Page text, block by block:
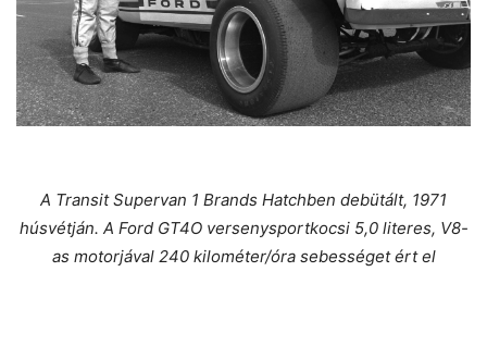
A Transit Supervan 1 Brands Hatchben debütált, 1971
húsvétján. A Ford GT4O versenysportkocsi 5,0 literes, V8-
as motorjával 240 kilométer/óra sebességet ért el